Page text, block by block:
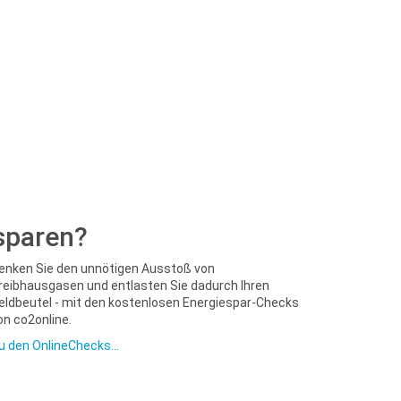
Sie den unnötigen Ausstoß von
und entlasten Sie dadurch Ihren
- mit den kostenlosen Energiespar-Checks
co2online.
den OnlineChecks...